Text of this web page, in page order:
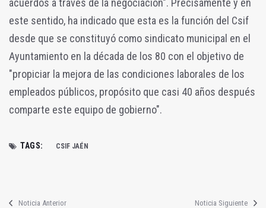
acuerdos a través de la negociación". Precisamente y en
este sentido, ha indicado que esta es la función del Csif
desde que se constituyó como sindicato municipal en el
Ayuntamiento en la década de los 80 con el objetivo de
"propiciar la mejora de las condiciones laborales de los
empleados públicos, propósito que casi 40 años después
comparte este equipo de gobierno".
TAGS: CSIF JAÉN
Noticia Anterior Noticia Siguiente